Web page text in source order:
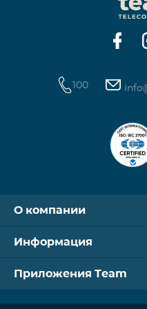
Контроллер Aqara
100
О компании
Информация
Приложения Team